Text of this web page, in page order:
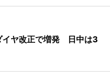
イヤ改正で増発 日中は3